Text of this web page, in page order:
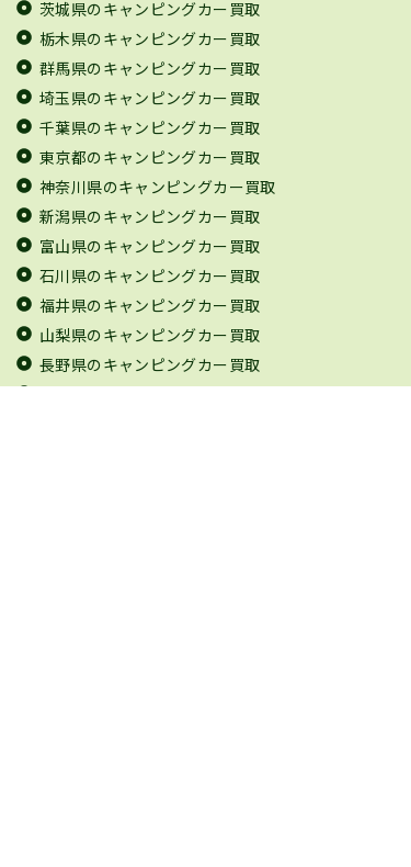
茨城県のキャンピングカー買取
栃木県のキャンピングカー買取
群馬県のキャンピングカー買取
埼玉県のキャンピングカー買取
千葉県のキャンピングカー買取
東京都のキャンピングカー買取
神奈川県のキャンピングカー買取
新潟県のキャンピングカー買取
富山県のキャンピングカー買取
石川県のキャンピングカー買取
福井県のキャンピングカー買取
山梨県のキャンピングカー買取
長野県のキャンピングカー買取